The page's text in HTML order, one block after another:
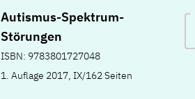
Autismus-Spektrum-
Störungen
ISBN: 9783801727048
1. Auflage 2017, IX/162 Seiten